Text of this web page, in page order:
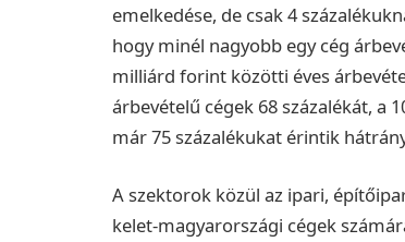
emelkedése, de csak 4
hogy minél nagyobb egy cég
milliárd forint közötti éves
árbevételű cégek 68 százalékát,
már 75 százalékukat érintik
A szektorok közül az ipari,
kelet-magyarországi cégek